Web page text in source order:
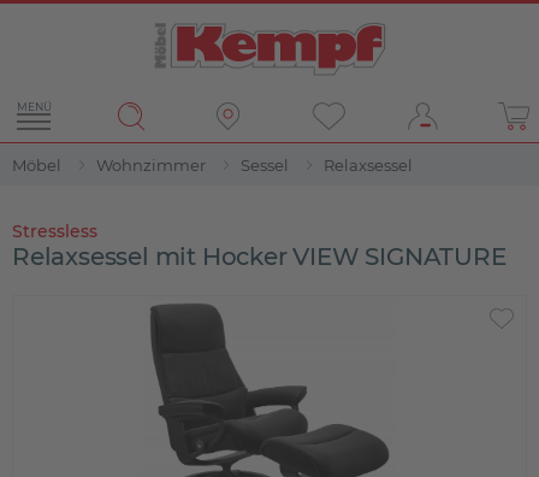
MENÜ
Möbel Wohnzimmer Sessel Relaxsessel
Stressless
Relaxsessel mit Hocker VIEW SIGNATURE